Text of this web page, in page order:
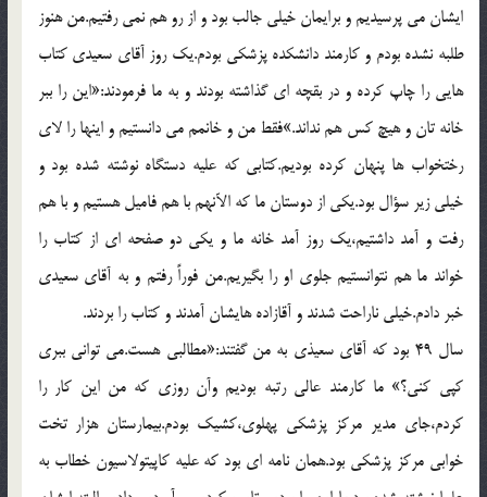
ايشان مي پرسيديم و برايمان خيلي جالب بود و از رو هم نمي رفتيم.من هنوز
طلبه نشده بودم و کارمند دانشکده پزشکي بودم.يک روز آقاي سعيدي کتاب
هايي را چاپ کرده و در بقچه اي گذاشته بودند و به ما فرمودند:«اين را ببر
خانه تان و هيچ کس هم نداند.»فقط من و خانمم مي دانستيم و اينها را لاي
رختخواب ها پنهان کرده بوديم.کتابي که عليه دستگاه نوشته شده بود و
خيلي زير سؤال بود.يکي از دوستان ما که الآنهم با هم فاميل هستيم و با هم
رفت و آمد داشتيم،يک روز آمد خانه ما و يکي دو صفحه اي از کتاب را
خواند ما هم نتوانستيم جلوي او را بگيريم.من فوراً رفتم و به آقاي سعيدي
خبر دادم.خيلي ناراحت شدند و آقازاده هايشان آمدند و کتاب را بردند.
سال 49 بود که آقاي سعيذي به من گفتند:«مطالبي هست.مي تواني ببري
کپي کني؟» ما کارمند عالي رتبه بوديم وآن روزي که من اين کار را
کردم،جاي مدير مرکز پزشکي پهلوي،کشيک بودم.بيمارستان هزار تخت
خوابي مرکز پزشکي بود.همان نامه اي بود که عليه کاپيتولاسيون خطاب به